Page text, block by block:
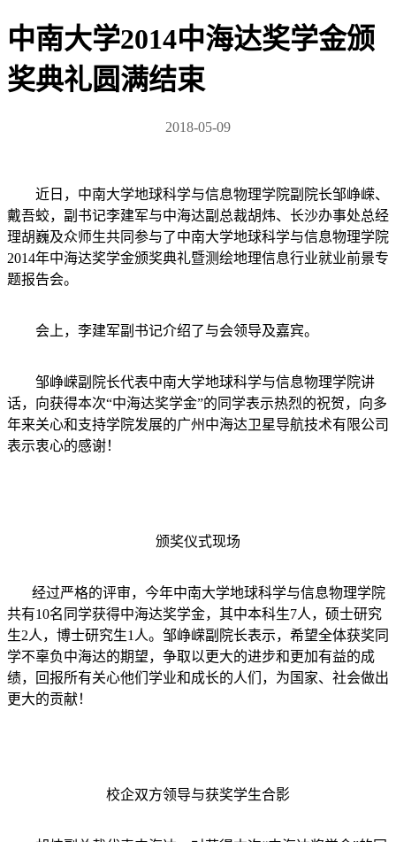
中南大学2014中海达奖学金颁
奖典礼圆满结束
2018-05-09
近日，中南大学地球科学与信息物理学院副院长邹峥嵘、
戴吾蛟，副书记李建军与中海达副总裁胡炜、长沙办事处总经
理胡巍及众师生共同参与了中南大学地球科学与信息物理学院
2014年中海达奖学金颁奖典礼暨测绘地理信息行业就业前景专
题报告会。
会上，李建军副书记介绍了与会领导及嘉宾。
邹峥嵘副院长代表中南大学地球科学与信息物理学院讲
话，向获得本次“中海达奖学金”的同学表示热烈的祝贺，向多
年来关心和支持学院发展的广州中海达卫星导航技术有限公司
表示衷心的感谢！
颁奖仪式现场
经过严格的评审，今年中南大学地球科学与信息物理学院
共有10名同学获得中海达奖学金，其中本科生7人，硕士研究
生2人，博士研究生1人。邹峥嵘副院长表示，希望全体获奖同
学不辜负中海达的期望，争取以更大的进步和更加有益的成
绩，回报所有关心他们学业和成长的人们，为国家、社会做出
更大的贡献！
校企双方领导与获奖学生合影